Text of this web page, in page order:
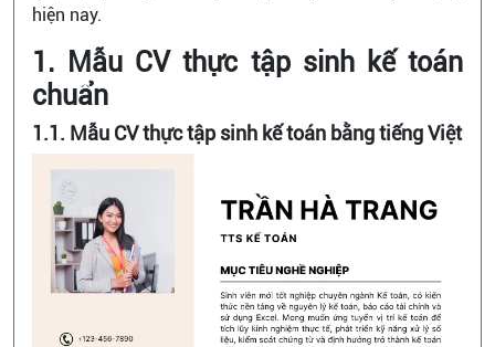
hiện nay.
1. Mẫu CV thực tập sinh kế toán
chuẩn
1.1. Mẫu CV thực tập sinh kế toán bằng tiếng Việt